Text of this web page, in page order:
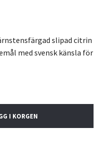
slipad citrin
med svensk känsla för
I KORGEN